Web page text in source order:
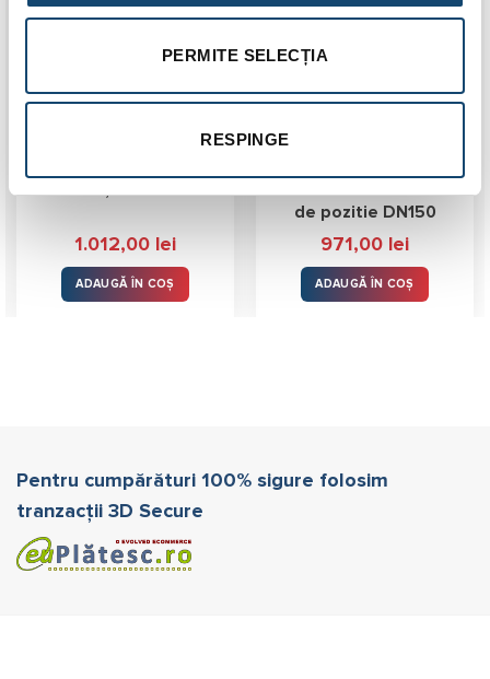
PERMITE SELECȚIA
RESPINGE
1.012,00 lei
ADAUGĂ ÎN COȘ
de pozitie DN150
971,00 lei
ADAUGĂ ÎN COȘ
Pentru cumpărături 100% sigure folosim
tranzacții 3D Secure